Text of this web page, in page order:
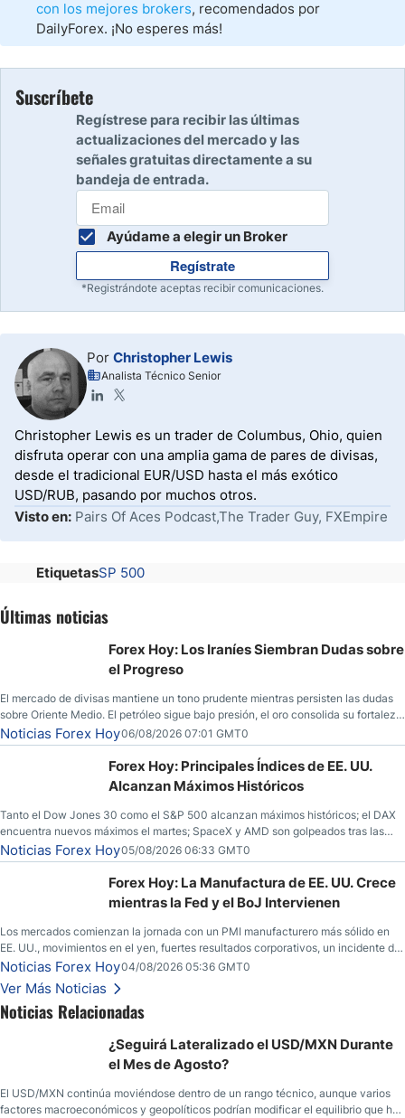
con los mejores brokers, recomendados por
DailyForex. ¡No esperes más!
Suscríbete
Regístrese para recibir las últimas
actualizaciones del mercado y las
señales gratuitas directamente a su
bandeja de entrada.
Ayúdame a elegir un Broker
Regístrate
*Registrándote aceptas recibir comunicaciones.
Por Christopher Lewis
Analista Técnico Senior
Christopher Lewis es un trader de Columbus, Ohio, quien
disfruta operar con una amplia gama de pares de divisas,
desde el tradicional EUR/USD hasta el más exótico
USD/RUB, pasando por muchos otros.
Visto en: Pairs Of Aces Podcast,The Trader Guy, FXEmpire
EtiquetasSP 500
Últimas noticias
Forex Hoy: Los Iraníes Siembran Dudas sobre
el Progreso
El mercado de divisas mantiene un tono prudente mientras persisten las dudas
sobre Oriente Medio. El petróleo sigue bajo presión, el oro consolida su fortaleza
y los operadores esperan nuevas referencias económicas desde Estados
Unidos.
Noticias Forex Hoy06/08/2026 07:01 GMT0
Forex Hoy: Principales Índices de EE. UU.
Alcanzan Máximos Históricos
Tanto el Dow Jones 30 como el S&P 500 alcanzan máximos históricos; el DAX
encuentra nuevos máximos el martes; SpaceX y AMD son golpeados tras las
llamadas de ganancias; el petróleo crudo cae por debajo de los $80 con nuevas
esperanzas; el dólar estadounidense continúa intentando estabilizarse frente al
yen; el peso mexicano ve un repunte a medida que las tasas caen en EE. UU.
Noticias Forex Hoy05/08/2026 06:33 GMT0
Forex Hoy: La Manufactura de EE. UU. Crece
mientras la Fed y el BoJ Intervienen
Los mercados comienzan la jornada con un PMI manufacturero más sólido en
EE. UU., movimientos en el yen, fuertes resultados corporativos, un incidente de
seguridad en Bitcoin y nuevas señales desde el mercado del petróleo.
Noticias Forex Hoy04/08/2026 05:36 GMT0
Ver Más Noticias
Noticias Relacionadas
¿Seguirá Lateralizado el USD/MXN Durante
el Mes de Agosto?
El USD/MXN continúa moviéndose dentro de un rango técnico, aunque varios
factores macroeconómicos y geopolíticos podrían modificar el equilibrio que ha